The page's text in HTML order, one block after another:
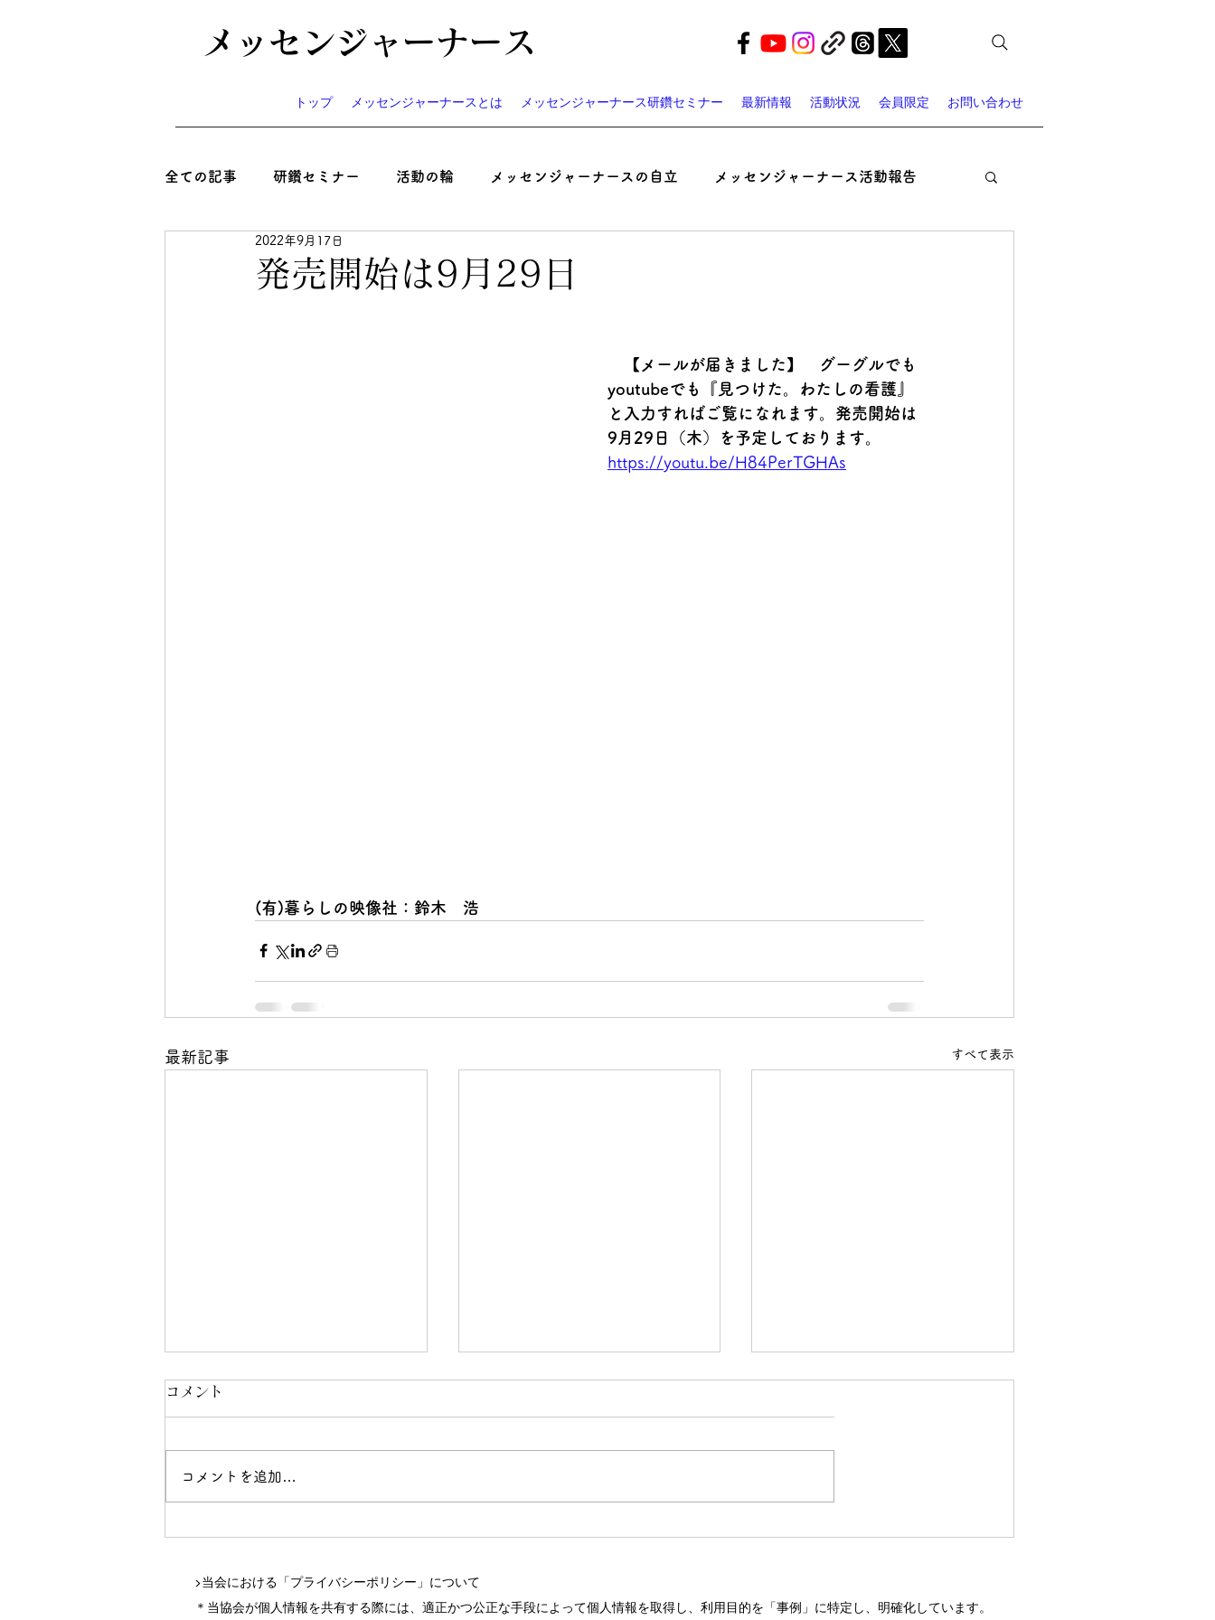
メッセンジャーナース
トップ メッセンジャーナースとは メッセンジャーナース研鑽セミナー 最新情報 活動状況 会員限定 お問い合わせ
全ての記事 研鑽セミナー 活動の輪 メッセンジャーナースの自立 メッセンジャーナース活動報告
心と絆といのち コラム
発売開始は9月29日
2022年9月17日
【メールが届きました】　グーグルでも
youtubeでも『見つけた。わたしの看護』
と入力すればご覧になれます。発売開始は
9月29日（木）を予定しております。
https://youtu.be/H84PerTGHAs
(有)暮らしの映像社：鈴木　浩
最新記事 すべて表示
村松静子のプライベートレッ
メッセンジャーナースへの近
「必要なときの必要な看護」
コメント
コメントを追加…
▶当会における「プライバシーポリシー」について
＊当協会が個人情報を共有する際には、適正かつ公正な手段によって個人情報を取得し、利用目的を「事例」に特定し、明確化しています。